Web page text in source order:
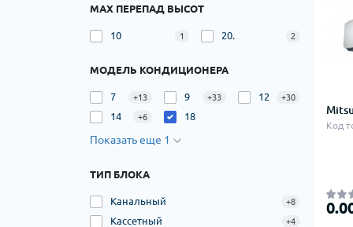
МАХ ПЕРЕПАД ВЫСОТ
10 1 20. 2
МОДЕЛЬ КОНДИЦИОНЕРА
7 +13 9 +33 12 +30
14 +6 18
Показать еще 1
ТИП БЛОКА
Канальный +8
Кассетный +4
Код